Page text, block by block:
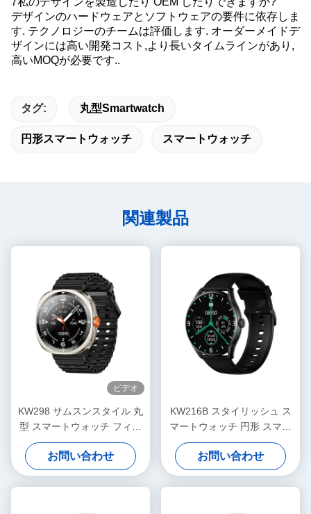
デザインのハードウェアとソフトウェアの要件に依存しま
す. テクノロジーのチームは評価します. オーダーメイドデ
ザインには高い開発コスト,より長いタイムラインがあり,
高いMOQが必要です..
タグ: 丸型Smartwatch
円形スマートウォッチ スマートウォッチ
関連製品
ビデオ
KW298 サムスンスタイル 丸
型 スマートウォッチ フィッ
トネストラッカー 1.43 イン
チ
お問い合わせ
KW216B スタイリッシュ ス
マートウォッチ 円形 スマー
トウォッチ アモレッドディ
スプレイ
お問い合わせ